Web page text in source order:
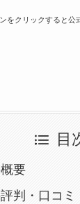
をクリックすると公
目
要
判・口コミ